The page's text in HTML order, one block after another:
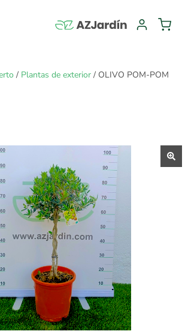
/ Plantas de exterior / OLIVO POM-POM